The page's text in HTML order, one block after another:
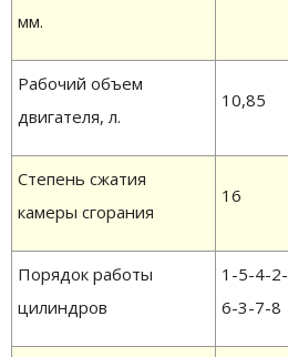
мм.
Рабочий объем
двигателя, л.
10,85
Степень сжатия
камеры сгорания
16
Порядок работы
цилиндров
1-5-4-2-
6-3-7-8